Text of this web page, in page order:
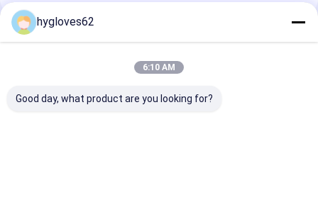
Prodotti Raccomandati
hygloves62
6:10 AM
Good day, what product are you looking for?